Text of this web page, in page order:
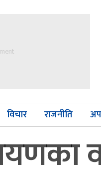
विचार राजनीति